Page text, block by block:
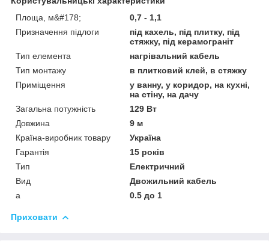
Площа, м&#178;
0,7 - 1,1
Призначення підлоги
під кахель, під плитку, під
стяжку, під керамограніт
Тип елемента
нагрівальний кабель
Тип монтажу
в плитковий клей, в стяжку
Приміщення
у ванну, у коридор, на кухні,
на стіну, на дачу
Загальна потужність
129 Вт
Довжина
9 м
Країна-виробник товару
Україна
Гарантія
15 років
Тип
Електричний
Вид
Двожильний кабель
а
0.5 до 1
Приховати